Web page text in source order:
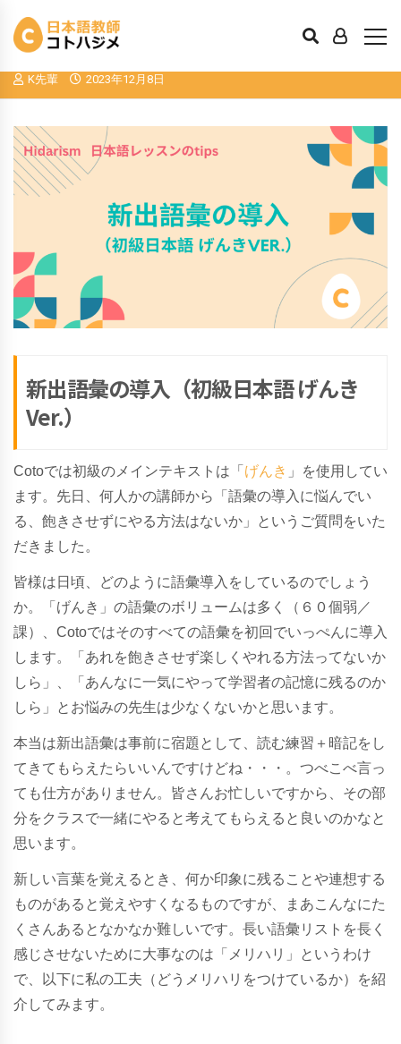
新出語彙の導入（「初級日本語 げんき」
編）
K先輩 2023年12月8日
新出語彙の導入（初級日本語 げんき
Ver.）
Cotoでは初級のメインテキストは「 げんき 」を使用してい
ます。先日、何人かの講師から「語彙の導入に悩んでい
る、飽きさせずにやる方法はないか」というご質問をいた
だきました。
皆様は日頃、どのように語彙導入をしているのでしょう
か。「げんき」の語彙のボリュームは多く（６０個弱／
課）、Cotoではそのすべての語彙を初回でいっぺんに導入
します。「あれを飽きさせず楽しくやれる方法ってないか
しら」、「あんなに一気にやって学習者の記憶に残るのか
しら」とお悩みの先生は少なくないかと思います。
本当は新出語彙は事前に宿題として、読む練習＋暗記をし
てきてもらえたらいいんですけどね・・・。つべこべ言っ
ても仕方がありません。皆さんお忙しいですから、その部
分をクラスで一緒にやると考えてもらえると良いのかなと
思います。
新しい言葉を覚えるとき、何か印象に残ることや連想する
ものがあると覚えやすくなるものですが、まあこんなにた
くさんあるとなかなか難しいです。長い語彙リストを長く
感じさせないために大事なのは「メリハリ」というわけ
で、以下に私の工夫（どうメリハリをつけているか）を紹
介してみます。